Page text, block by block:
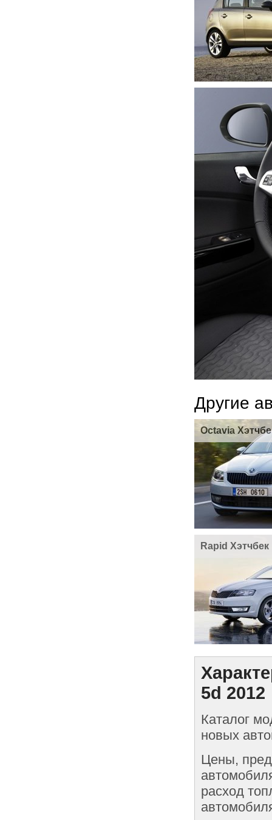
Другие
Octavia
Rapid Хэтчбек
5d 2012
Каталог
новых
Цены,
расход